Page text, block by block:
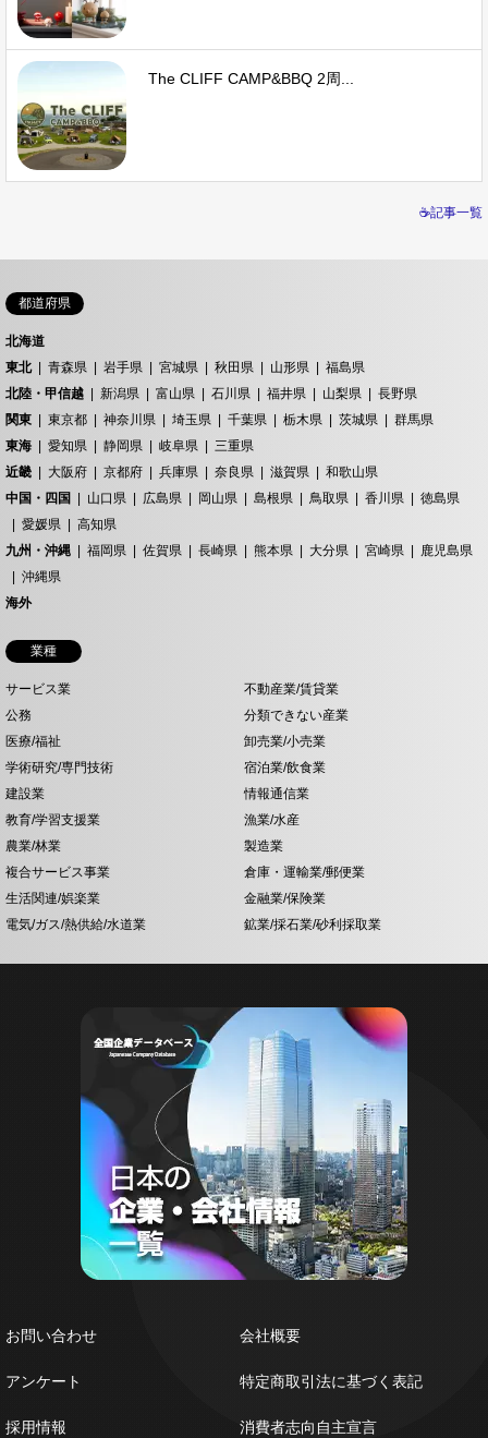
The CLIFF CAMP&BBQ 2周...
☕記事一覧
都道府県
北海道
東北
青森県 岩手県 宮城県 秋田県 山形県
福島県
北陸・甲信越
新潟県 富山県 石川県 福井県 山梨県
長野県
関東
東京都 神奈川県 埼玉県 千葉県 栃木県 茨城県
群馬県
東海
愛知県 静岡県 岐阜県
三重県
近畿
大阪府 京都府 兵庫県 奈良県 滋賀県
和歌山県
中国・四国
山口県 広島県 岡山県 島根県 鳥取県 香川県
徳島県
愛媛県
高知県
九州・沖縄
福岡県 佐賀県 長崎県 熊本県 大分県 宮崎県
鹿児島県
沖縄県
海外
業種
サービス業
不動産業/賃貸業
公務
分類できない産業
医療/福祉
卸売業/小売業
学術研究/専門技術
宿泊業/飲食業
建設業
情報通信業
教育/学習支援業
漁業/水産
農業/林業
製造業
複合サービス事業
倉庫・運輸業/郵便業
生活関連/娯楽業
金融業/保険業
電気/ガス/熱供給/水道業
鉱業/採石業/砂利採取業
お問い合わせ
アンケート
採用情報
会社概要
特定商取引法に基づく表記
消費者志向自主宣言